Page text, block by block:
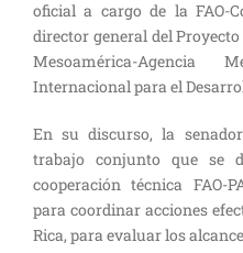
oficial a cargo de la FAO-
director general del
Mesoamérica-Agencia
Internacional para el
En su discurso, la
trabajo conjunto que se
cooperación técnica FAO-
para coordinar acciones
Rica, para evaluar los